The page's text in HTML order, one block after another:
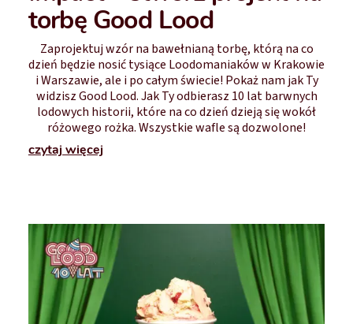
torbę Good Lood
Zaprojektuj wzór na bawełnianą torbę, którą na co
dzień będzie nosić tysiące Loodomaniaków w Krakowie
i Warszawie, ale i po całym świecie! Pokaż nam jak Ty
widzisz Good Lood. Jak Ty odbierasz 10 lat barwnych
lodowych historii, które na co dzień dzieją się wokół
różowego rożka. Wszystkie wafle są dozwolone!
czytaj więcej